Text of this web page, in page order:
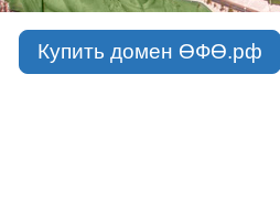
Купить домен ӨФӨ.рф